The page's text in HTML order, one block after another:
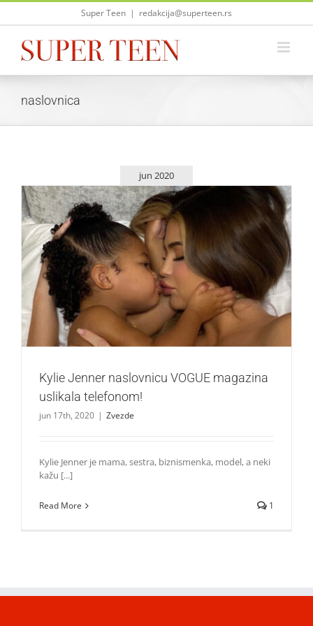
Skip
Super Teen | redakcija@superteen.rs
naslovnica
jun 2020
Kylie Jenner naslovnicu VOGUE magazina uslikala
telefonom!
Zvezde
Kylie Jenner naslovnicu VOGUE magazina
uslikala telefonom!
jun 17th, 2020 | Zvezde
Kylie Jenner je mama, sestra, biznismenka, model, a neki
kažu [...]
Read More 1